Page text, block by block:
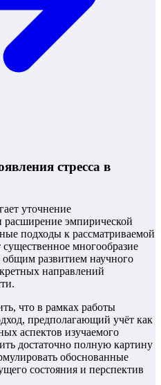
стресса в
уточнение
расширение эмпирической
подходы к рассматриваемой
многообразие
общим развитием научного
направлений
что в рамках работы
предполагающий учёт как
аспектов изучаемого
достаточно полную картину
обоснованные
состояния и перспектив